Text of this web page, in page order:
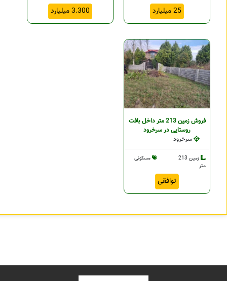
25 میلیارد 3.300 میلیارد
فروش زمین 213 متر داخل بافت
روستایی در سرخرود
سرخرود
زمین 213
متر
مسکونی
توافقی